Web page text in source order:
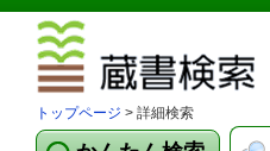
トップページ > 詳細検索